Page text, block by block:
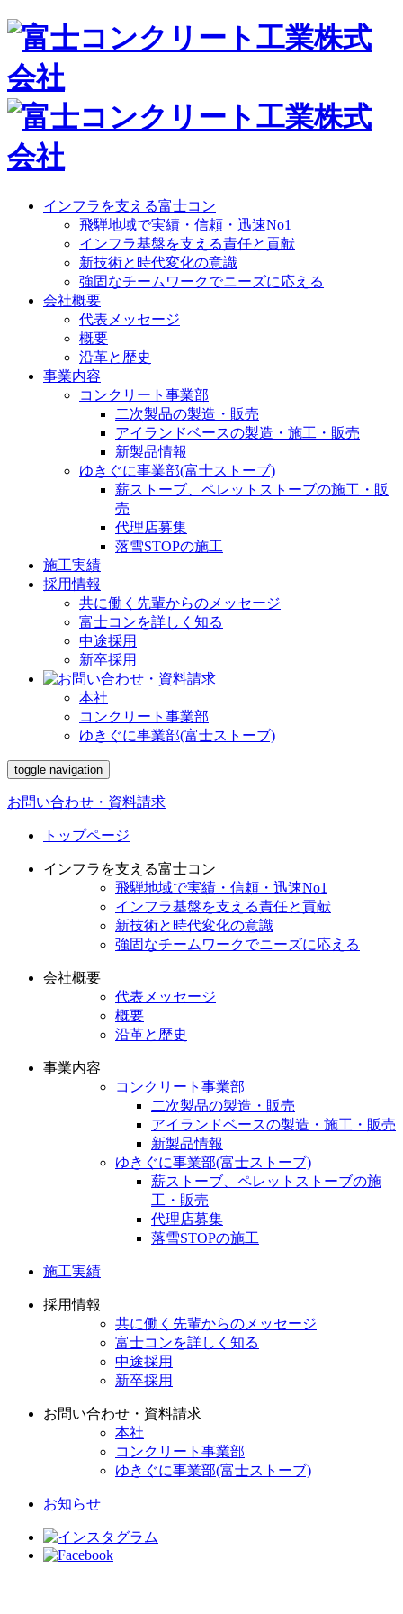
インフラを支える富士コン
飛騨地域で実績・信頼・迅速No1
インフラ基盤を支える責任と貢献
新技術と時代変化の意識
強固なチームワークでニーズに応える
会社概要
代表メッセージ
概要
沿革と歴史
事業内容
コンクリート事業部
二次製品の製造・販売
アイランドベースの製造・施工・販売
新製品情報
ゆきぐに事業部(富士ストーブ)
薪ストーブ、ペレットストーブの施工・販
売
代理店募集
落雪STOPの施工
施工実績
採用情報
共に働く先輩からのメッセージ
富士コンを詳しく知る
中途採用
新卒採用
本社
コンクリート事業部
ゆきぐに事業部(富士ストーブ)
toggle navigation
お問い合わせ・資料請求
トップページ
インフラを支える富士コン
飛騨地域で実績・信頼・迅速No1
インフラ基盤を支える責任と貢献
新技術と時代変化の意識
強固なチームワークでニーズに応える
会社概要
代表メッセージ
概要
沿革と歴史
事業内容
コンクリート事業部
二次製品の製造・販売
アイランドベースの製造・施工・販売
新製品情報
ゆきぐに事業部(富士ストーブ)
薪ストーブ、ペレットストーブの施
工・販売
代理店募集
落雪STOPの施工
施工実績
採用情報
共に働く先輩からのメッセージ
富士コンを詳しく知る
中途採用
新卒採用
お問い合わせ・資料請求
本社
コンクリート事業部
ゆきぐに事業部(富士ストーブ)
お知らせ